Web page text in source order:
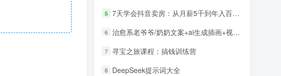
5 7天学会抖音卖房：从月薪5千到年入百万，新时代房产经纪人必备技能
6 治愈系老爷爷/奶奶文案+ai生成插画+视频号广告分成项目
7 寻宝之旅课程：搞钱训练营
8 DeepSeek提示词大全